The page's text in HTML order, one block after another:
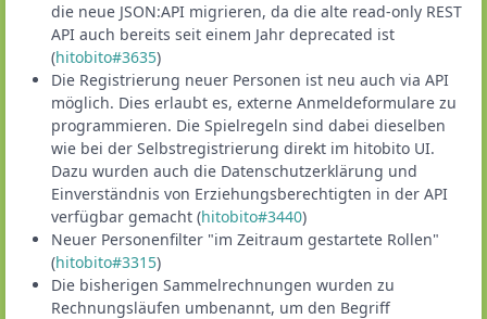
die neue JSON:API migrieren, da die alte read-only REST
API auch bereits seit einem Jahr deprecated ist
(hitobito#3635)
Die Registrierung neuer Personen ist neu auch via API
möglich. Dies erlaubt es, externe Anmeldeformulare zu
programmieren. Die Spielregeln sind dabei dieselben
wie bei der Selbstregistrierung direkt im hitobito UI.
Dazu wurden auch die Datenschutzerklärung und
Einverständnis von Erziehungsberechtigten in der API
verfügbar gemacht (hitobito#3440)
Neuer Personenfilter "im Zeitraum gestartete Rollen"
(hitobito#3315)
Die bisherigen Sammelrechnungen wurden zu
Rechnungsläufen umbenannt, um den Begriff